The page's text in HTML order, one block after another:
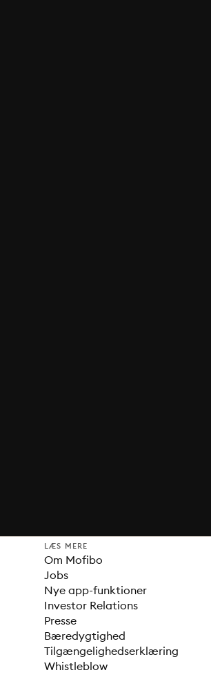
LÆS MERE
Om Mofibo
Jobs
Nye app-funktioner
Investor Relations
Presse
Bæredygtighed
Tilgængelighedserklæring
Whistleblow